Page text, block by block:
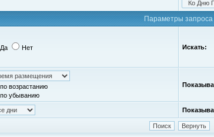
Параметры запроса
Да Нет Искать:
по возрастанию
по убыванию